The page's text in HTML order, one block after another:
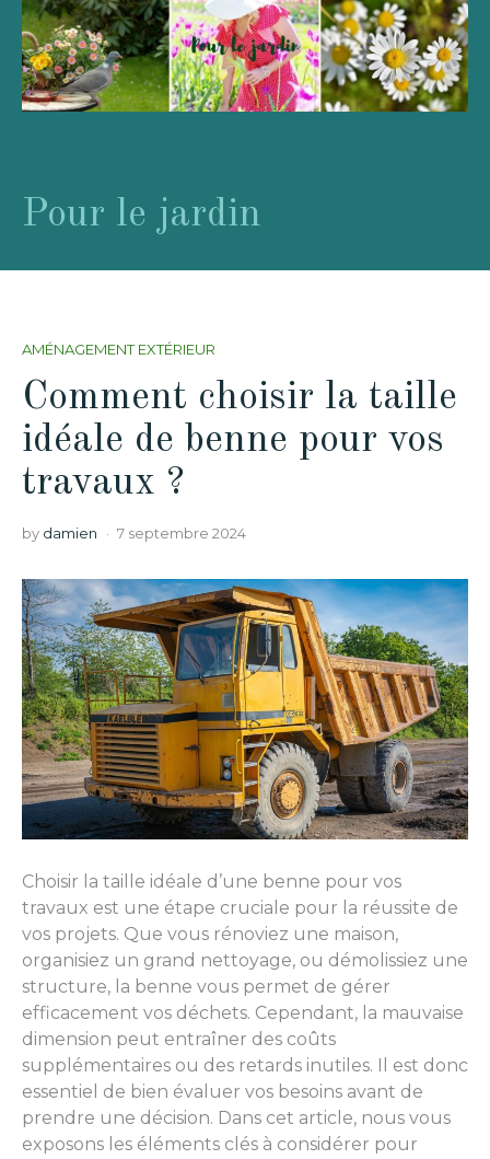
Pour le jardin
AMÉNAGEMENT EXTÉRIEUR
Comment choisir la taille
idéale de benne pour vos
travaux ?
by damien 7 septembre 2024
Choisir la taille idéale d’une benne pour vos
travaux est une étape cruciale pour la réussite de
vos projets. Que vous rénoviez une maison,
organisiez un grand nettoyage, ou démolissiez une
structure, la benne vous permet de gérer
efficacement vos déchets. Cependant, la mauvaise
dimension peut entraîner des coûts
supplémentaires ou des retards inutiles. Il est donc
essentiel de bien évaluer vos besoins avant de
prendre une décision. Dans cet article, nous vous
exposons les éléments clés à considérer pour